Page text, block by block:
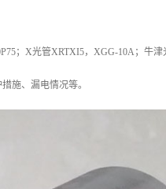
；X光管XRTXI5，XGG-10A；牛津
施、漏电情况等。